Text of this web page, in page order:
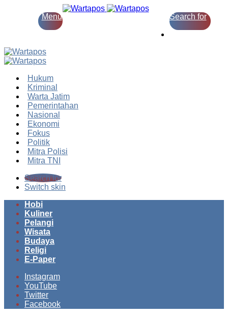
Menu Search for
Hukum
Kriminal
Warta Jatim
Pemerintahan
Nasional
Ekonomi
Fokus
Politik
Mitra Polisi
Mitra TNI
Search for
Switch skin
Hobi
Kuliner
Pelangi
Wisata
Budaya
Religi
E-Paper
Instagram
YouTube
Twitter
Facebook